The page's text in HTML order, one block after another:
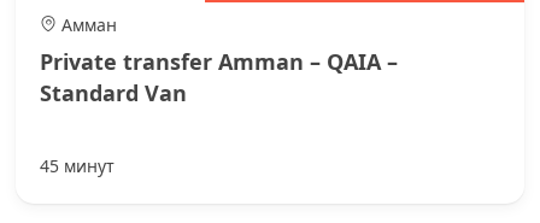
Амман
Private transfer Amman – QAIA –
Standard Van
45 минут